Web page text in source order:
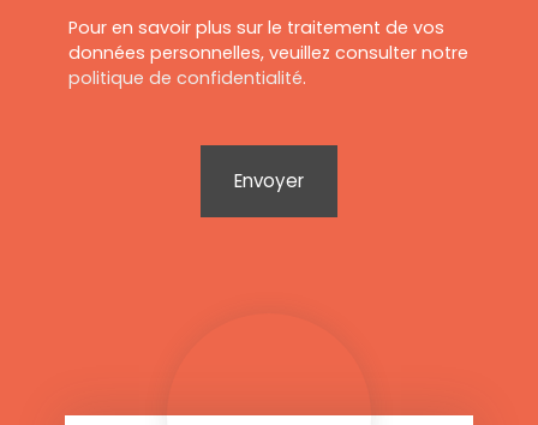
Pour en savoir plus sur le traitement de vos
données personnelles, veuillez consulter notre
politique de confidentialité.
Envoyer